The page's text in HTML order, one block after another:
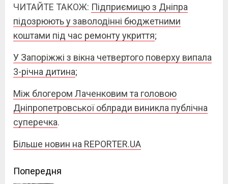
ЧИТАЙТЕ ТАКОЖ: Підприємицю з Дніпра
підозрюють у заволодінні бюджетними
коштами під час ремонту укриття;
У Запоріжжі з вікна четвертого поверху випала
3-річна дитина;
Між блогером Лаченковим та головою
Дніпропетровської облради виникла публічна
суперечка.
Більше новин на REPORTER.UA
Continue
Попередня